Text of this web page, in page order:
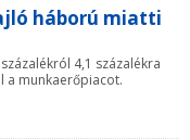
háború miatti
4,1 százalékra
a munkaerőpiacot.